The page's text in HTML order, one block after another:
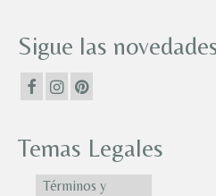
Sigue las
Temas Legales
Términos y